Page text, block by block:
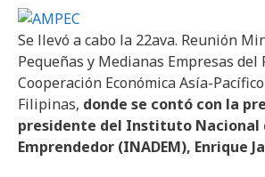
Se llevó a cabo la 22ava. Reunión
Pequeñas y Medianas Empresas del
Cooperación Económica Asía-
Filipinas, donde se contó con la
presidente del Instituto Nacional
Emprendedor (INADEM), Enrique